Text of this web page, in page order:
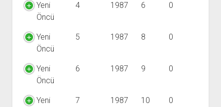
Yeni
Öncü
4 1987 6 0
Yeni
Öncü
5 1987 8 0
Yeni
Öncü
6 1987 9 0
Yeni
7 1987 10 0